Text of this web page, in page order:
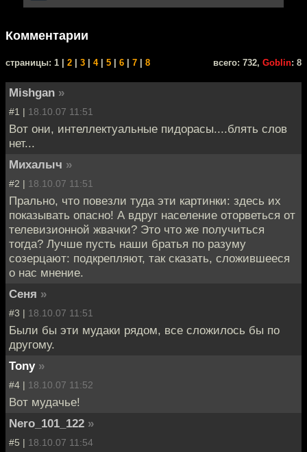
Комментарии
cтраницы: 1 | 2 3 4| 5 6 7 8 всего: 732, Goblin: 8
Mishgan »
#1 | 18.10.07 11:51
Вот они, интеллектуальные пидорасы....блять слов
нет...
Михалыч »
#2 | 18.10.07 11:51
Прально, что повезли туда эти картинки: здесь их
показывать опасно! А вдруг население оторветься от
телевизионной жвачки? Это что же получиться
тогда? Лучше пусть наши братья по разуму
созерцают: подкрепляют, так сказать, сложившееся
о нас мнение.
Сеня »
#3 | 18.10.07 11:51
Были бы эти мудаки рядом, все сложилось бы по
другому.
Tony »
#4 | 18.10.07 11:52
Вот мудачье!
Nero_101_122 »
#5 | 18.10.07 11:54